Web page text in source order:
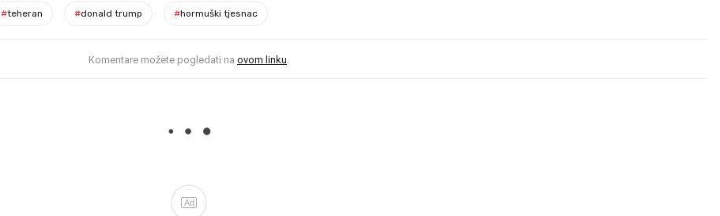
#teheran #donald trump #hormuški tjesnac
Komentare možete pogledati na ovom linku
Ad